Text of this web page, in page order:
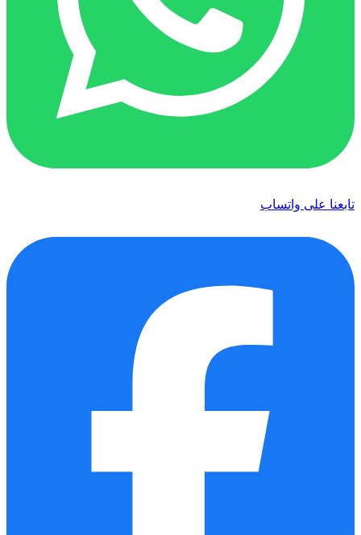
تابعنا على واتساب